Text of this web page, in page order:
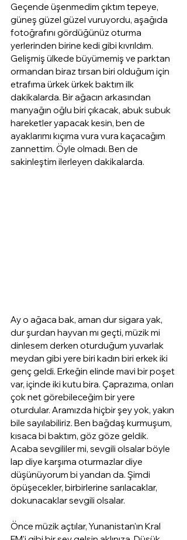
Geçende üşenmedim çıktım tepeye,
güneş güzel güzel vuruyordu, aşağıda
fotoğrafını gördüğünüz oturma
yerlerinden birine kedi gibi kıvrıldım.
Gelişmiş ülkede büyümemiş ve parktan
ormandan biraz tırsan biri olduğum için
etrafıma ürkek ürkek baktım ilk
dakikalarda. Bir ağacın arkasından
manyağın oğlu biri çıkacak, abuk subuk
hareketler yapacak kesin, ben de
ayaklarımı kıçıma vura vura kaçacağım
zannettim. Öyle olmadı. Ben de
sakinleştim ilerleyen dakikalarda.
Ay o ağaca bak, aman dur sigara yak,
dur şurdan hayvan mı geçti, müzik mi
dinlesem derken oturduğum yuvarlak
meydan gibi yere biri kadın biri erkek iki
genç geldi. Erkeğin elinde mavi bir poşet
var, içinde iki kutu bira. Çaprazıma, onları
çok net görebileceğim bir yere
oturdular. Aramızda hiçbir şey yok, yakın
bile sayılabiliriz. Ben bağdaş kurmuşum,
kısaca bi baktım, göz göze geldik.
Acaba sevgililer mi, sevgili olsalar böyle
lap diye karşıma oturmazlar diye
düşünüyorum bi yandan da. Şimdi
öpüşecekler, birbirlerine sarılacaklar,
dokunacaklar sevgili olsalar.
Önce müzik açtılar, Yunanistan'ın Kral